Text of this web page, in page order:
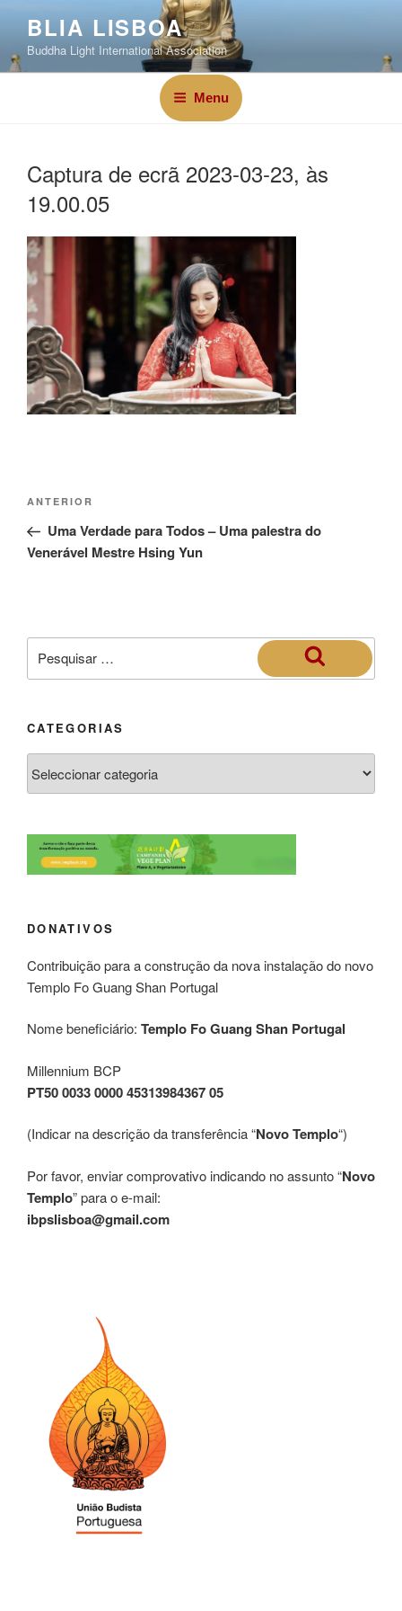
BLIA LISBOA
Buddha Light International Association
Menu
Captura de ecrã 2023-03-23, às
19.00.05
ANTERIOR
Uma Verdade para Todos – Uma palestra do
Venerável Mestre Hsing Yun
CATEGORIAS
DONATIVOS
Contribuição para a construção da nova instalação do novo
Templo Fo Guang Shan Portugal
Nome beneficiário: Templo Fo Guang Shan Portugal
Millennium BCP
PT50 0033 0000 45313984367 05
(Indicar na descrição da transferência “Novo Templo“)
Por favor, enviar comprovativo indicando no assunto “Novo
Templo” para o e-mail:
ibpslisboa@gmail.com